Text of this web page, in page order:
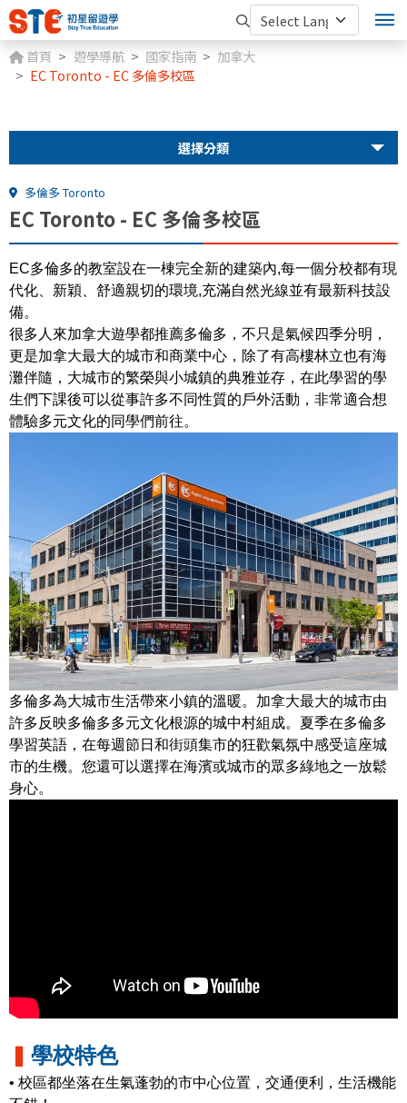
首頁 遊學導航 國家指南
加拿大
EC Toronto - EC 多倫多校區
選擇分類
多倫多 Toronto
EC Toronto - EC 多倫多校區
EC多倫多的教室設在一棟完全新的建築內,每一個分校都有現
代化、新穎、舒適親切的環境,充滿自然光線並有最新科技設
備。
很多人來加拿大遊學都推薦多倫多，不只是氣候四季分明，
更是加拿大最大的城市和商業中心，除了有高樓林立也有海
灘伴隨，大城市的繁榮與小城鎮的典雅並存，在此學習的學
生們下課後可以從事許多不同性質的戶外活動，非常適合想
體驗多元文化的同學們前往。
多倫多為大城市生活帶來小鎮的溫暖。 加拿大最大的城市由
許多反映多倫多多元文化根源的城中村組成。 夏季在多倫多
學習英語，在每週節日和街頭集市的狂歡氣氛中感受這座城
市的生機。 您還可以選擇在海濱或城市的眾多綠地之一放鬆
身心。
學校特色
• 校區都坐落在生氣蓬勃的市中心位置，交通便利，生活機能